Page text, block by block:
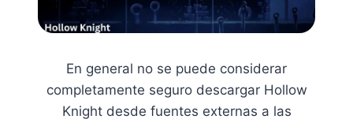
En general no se puede considerar
completamente seguro descargar Hollow
Knight desde fuentes externas a las